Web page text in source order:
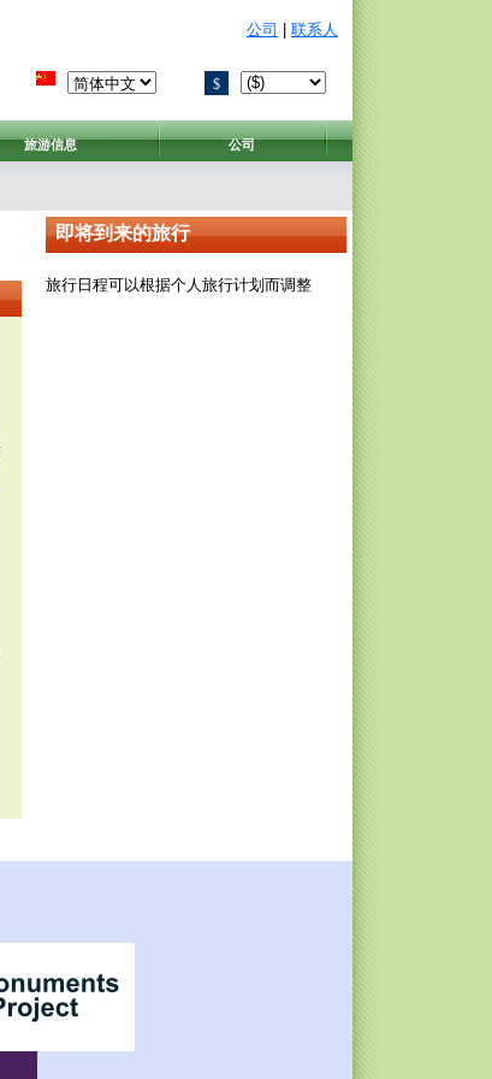
公司 联系人
$
旅游信息 公司
即将到来的旅行
旅行日程可以根据个人旅行计划而调整